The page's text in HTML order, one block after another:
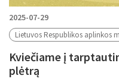
2025-07-29
Lietuvos Respublikos aplinkos
Kviečiame į
plėtrą